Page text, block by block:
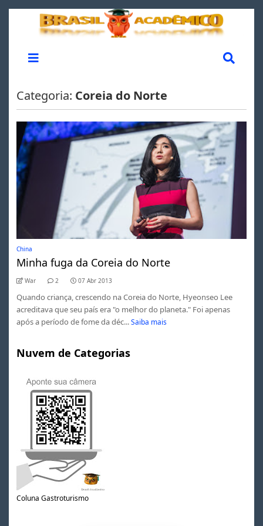
Categoria: Coreia do Norte
China
Minha fuga da Coreia do Norte
War 2 07 Abr 2013
Quando criança, crescendo na Coreia do Norte, Hyeonseo Lee
acreditava que seu país era "o melhor do planeta." Foi apenas
após a período de fome da déc... Saiba mais
Nuvem de Categorias
Coluna Gastroturismo